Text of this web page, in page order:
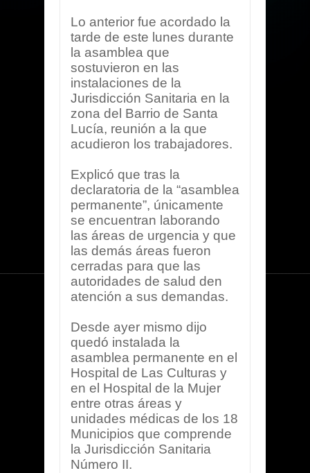
Lo anterior fue acordado la
tarde de este lunes durante
la asamblea que
sostuvieron en las
instalaciones de la
Jurisdicción Sanitaria en la
zona del Barrio de Santa
Lucía, reunión a la que
acudieron los trabajadores.
Explicó que tras la
declaratoria de la “asamblea
permanente”, únicamente
se encuentran laborando
las áreas de urgencia y que
las demás áreas fueron
cerradas para que las
autoridades de salud den
atención a sus demandas.
Desde ayer mismo dijo
quedó instalada la
asamblea permanente en el
Hospital de Las Culturas y
en el Hospital de la Mujer
entre otras áreas y
unidades médicas de los 18
Municipios que comprende
la Jurisdicción Sanitaria
Número II.